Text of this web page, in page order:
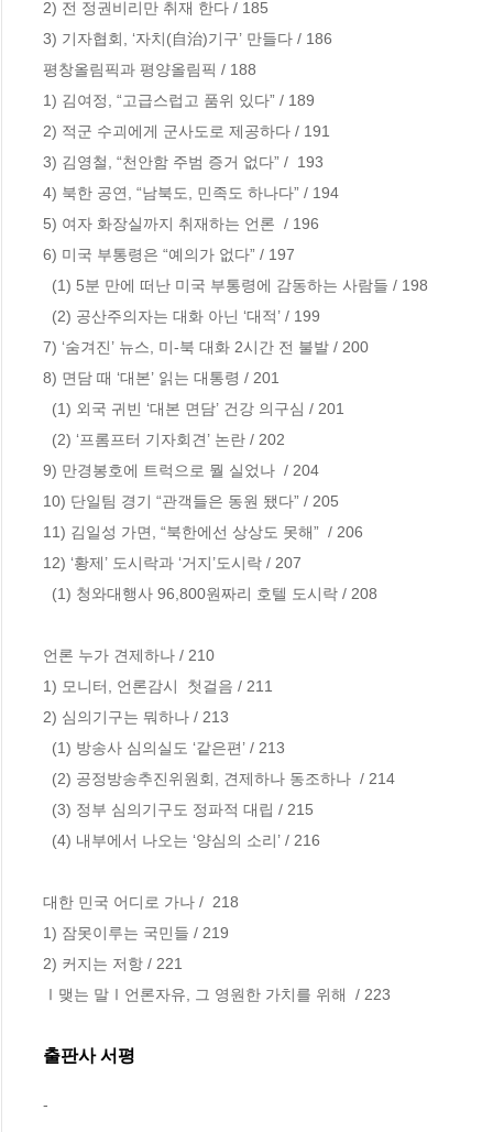
2) 전 정권비리만 취재 한다 / 185
3) 기자협회, ‘자치(自治)기구’ 만들다 / 186
평창올림픽과 평양올림픽 / 188
1) 김여정, “고급스럽고 품위 있다” / 189
2) 적군 수괴에게 군사도로 제공하다 / 191
3) 김영철, “천안함 주범 증거 없다” /  193
4) 북한 공연, “남북도, 민족도 하나다” / 194
5) 여자 화장실까지 취재하는 언론  / 196
6) 미국 부통령은 “예의가 없다” / 197
7) ‘숨겨진’ 뉴스, 미-북 대화 2시간 전 불발 / 200
8) 면담 때 ‘대본’ 읽는 대통령 / 201
9) 만경봉호에 트럭으로 뭘 실었나  / 204
10) 단일팀 경기 “관객들은 동원 됐다” / 205
11) 김일성 가면, “북한에선 상상도 못해”  / 206
12) ‘황제’ 도시락과 ‘거지’도시락 / 207
언론 누가 견제하나 / 210
1) 모니터, 언론감시  첫걸음 / 211
2) 심의기구는 뭐하나 / 213
대한 민국 어디로 가나 /  218
1) 잠못이루는 국민들 / 219
2) 커지는 저항 / 221
Ⅰ맺는 말Ⅰ언론자유, 그 영원한 가치를 위해  / 223
출판사 서평
-